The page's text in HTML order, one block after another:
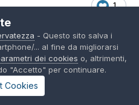
1
dice:
- Questo sito salva i
... al fine da migliorarsi
dei cookies o, altrimenti,
"Accetto" per continuare.
Cookies